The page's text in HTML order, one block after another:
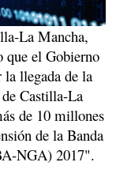
La Mancha,
que el Gobierno
la llegada de la
Castilla-La
de 10 millones
de la Banda
NGA) 2017".